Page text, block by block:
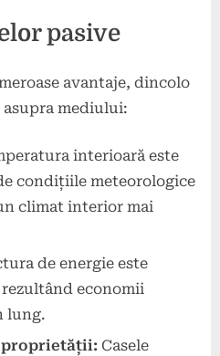
pasive
avantaje, dincolo
mediului:
interioară este
condițiile meteorologice
climat interior mai
de energie este
economii
lung.
proprietății: Casele